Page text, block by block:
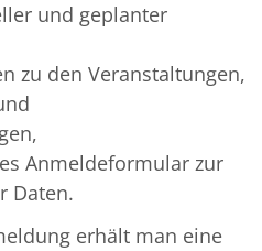
und geplanter
zu den Veranstaltungen,
Anmeldeformular zur
Daten.
erhält man eine